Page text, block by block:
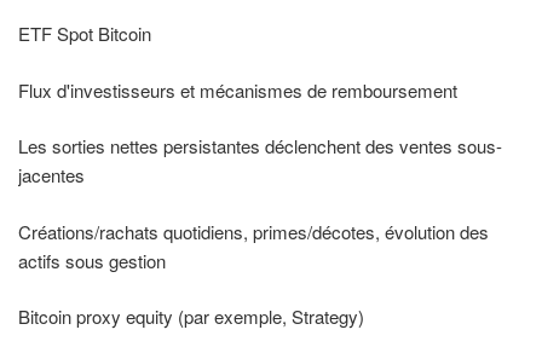
ETF Spot Bitcoin
Flux d'investisseurs et mécanismes de remboursement
Les sorties nettes persistantes déclenchent des ventes sous-
jacentes
Créations/rachats quotidiens, primes/décotes, évolution des
actifs sous gestion
Bitcoin proxy equity (par exemple, Strategy)